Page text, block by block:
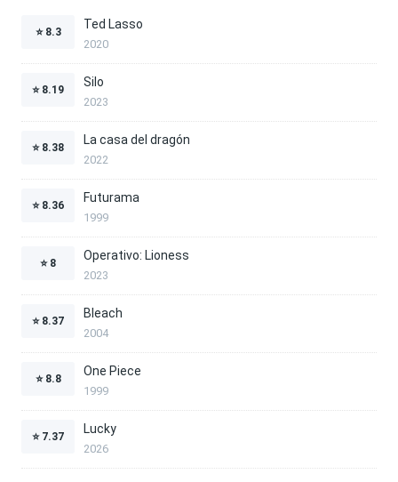
⭐ 8.3
Ted Lasso
2020
⭐ 8.19
Silo
2023
⭐ 8.38
La casa del dragón
2022
⭐ 8.36
Futurama
1999
⭐ 8
Operativo: Lioness
2023
⭐ 8.37
Bleach
2004
⭐ 8.8
One Piece
1999
⭐ 7.37
Lucky
2026